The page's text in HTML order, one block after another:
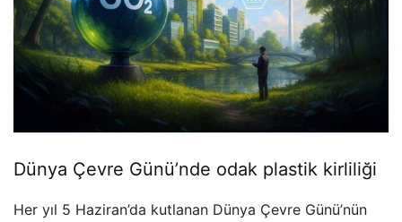
Dünya Çevre Günü’nde odak plastik kirliliği
Her yıl 5 Haziran’da kutlanan Dünya Çevre Günü’nün